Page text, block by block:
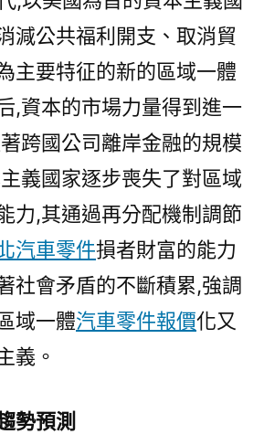
減公共福利開支、取消貿
主要特征的新的區域一體
,資本的市場力量得到進一
跨國公司離岸金融的規模
義國家逐步喪失了對區域
力,其通過再分配機制調節
汽車零件損者財富的能力
社會矛盾的不斷積累,強調
域一體汽車零件報價化又
義。
勢預測